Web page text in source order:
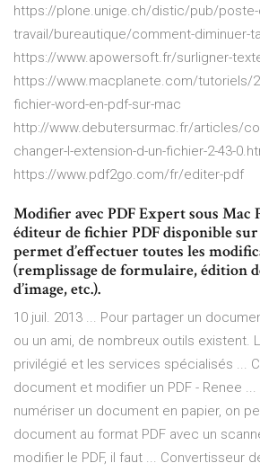
https://plone.unige.ch/distic/pub/
travail/bureautique/comment-diminuer-
https://www.apowersoft.fr/surligner-
https://www.macplanete.com/tutoriels/
fichier-word-en-pdf-sur-mac
http://www.debutersurmac.fr/articles/
changer-l-extension-d-un-fichier-2-43-
https://www.pdf2go.com/fr/editer-pdf
Modifier avec PDF Expert sous Mac
éditeur de fichier PDF disponible
permet d’effectuer toutes les
(remplissage de formulaire, édition
d’image, etc.).
10 juil. 2013 ... Pour partager un
ou un ami, de nombreux outils existent.
privilégié et les services spécialisés ...
document et modifier un PDF - Renee ...
numériser un document en papier, on
document au format PDF avec un
modifier le PDF, il faut ... Convertisseur